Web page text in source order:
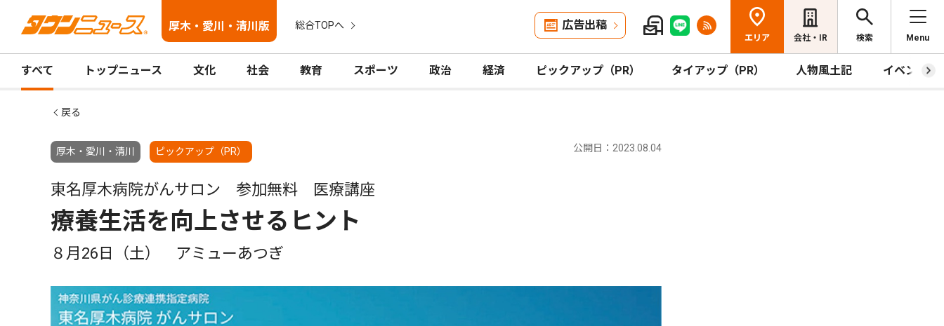
厚木・愛川・清川版 総合TOPへ 広告出稿
エリア 会社・IR 検索 Menu
すべて トップニュース 文化 社会 教育 スポーツ 政治 経済 ピックアップ（PR） タイアップ（PR） 人物風土記 イベント
戻る
厚木・愛川・清川 ピックアップ（PR） 公開日：2023.08.04
東名厚木病院がんサロン 参加無料 医療講座
療養生活を向上させるヒント
８月26日（土） アミューあつぎ